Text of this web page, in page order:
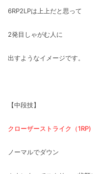
6RP2LPは上上だと思って
2発目しゃがむ人に
出すようなイメージです。
【中段技】
クローザーストライク（1RP)
ノーマルでダウン